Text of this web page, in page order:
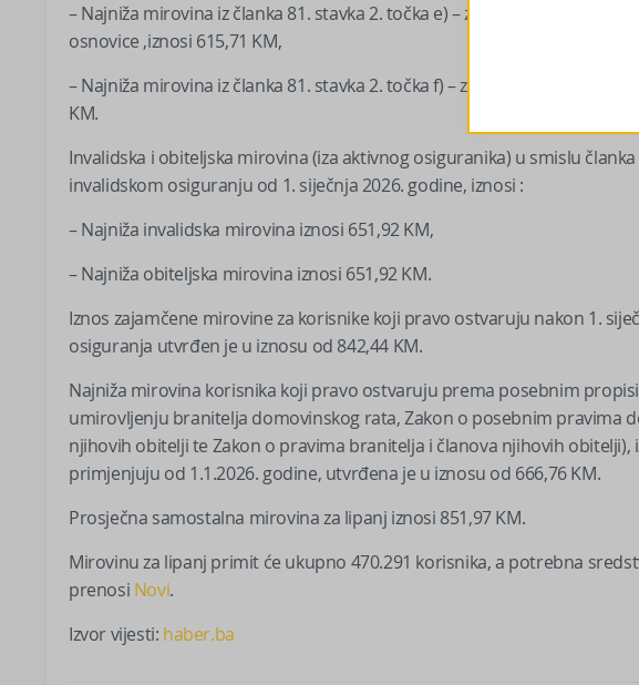
– Najniža mirovina iz članka 81. stavka 2. točka e) – za 35 godina
osnovice ,iznosi 615,71 KM,
– Najniža mirovina iz članka 81. stavka 2. točka f) – za 40 godina
KM.
Invalidska i obiteljska mirovina (iza aktivnog osiguranika) u smislu
invalidskom osiguranju od 1. siječnja 2026. godine, iznosi :
– Najniža invalidska mirovina iznosi 651,92 KM,
– Najniža obiteljska mirovina iznosi 651,92 KM.
Iznos zajamčene mirovine za korisnike koji pravo ostvaruju nakon 1.
osiguranja utvrđen je u iznosu od 842,44 KM.
Najniža mirovina korisnika koji pravo ostvaruju prema posebnim
umirovljenju branitelja domovinskog rata, Zakon o posebnim pravima
njihovih obitelji te Zakon o pravima branitelja i članova njihovih
primjenjuju od 1.1.2026. godine, utvrđena je u iznosu od 666,76 KM.
Prosječna samostalna mirovina za lipanj iznosi 851,97 KM.
Mirovinu za lipanj primit će ukupno 470.291 korisnika, a potrebna
prenosi Novi.
Izvor vijesti: haber.ba